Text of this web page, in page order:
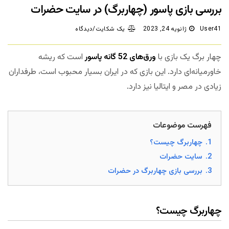
بررسی بازی پاسور (چهاربرگ) در سایت حضرات
User41 ژانویه 24, 2023 یک شکایت/دیدگاه
چهار برگ یک بازی با ورق‌های 52 گانه پاسور
است که ریشه
خاورمیانه‌ای دارد. این بازی که در ایران بسیار محبوب است، طرفداران
زیادی در مصر و ایتالیا نیز دارد.
فهرست موضوعات
1. چهاربرگ چیست؟
2. سایت حضرات
3. بررسی بازی چهاربرگ در حضرات
چهاربرگ چیست؟